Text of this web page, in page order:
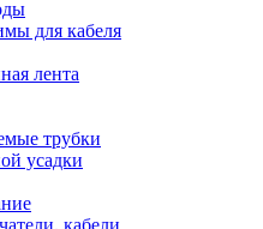
для кабеля
лента
трубки
усадки
кабели